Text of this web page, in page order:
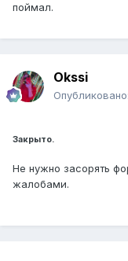
поймал.
Okssi
Опубликовано:
Закрыто.
Не нужно засорять
жалобами.